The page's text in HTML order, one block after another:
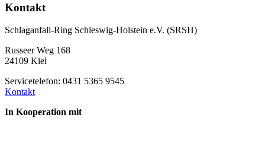
Kontakt
Schlaganfall-Ring Schleswig-Holstein e.V. (SRSH)
Russeer Weg 168
24109 Kiel
Servicetelefon: 0431 5365 9545
Kontakt
In Kooperation mit